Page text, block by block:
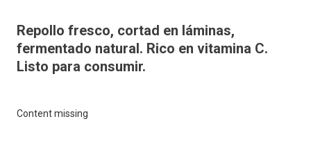
Repollo fresco, cortad en láminas,
fermentado natural. Rico en vitamina C.
Listo para consumir.
Content missing